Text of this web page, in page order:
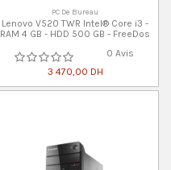
PC De Bureau
Lenovo V520 TWR Intel® Core i3 -
RAM 4 GB - HDD 500 GB - FreeDos
0 Avis
3 470,00 DH